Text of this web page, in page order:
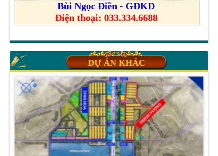
Bùi Ngọc Điền - GĐKD
Điện thoại: 033.334.6688
DỰ ÁN KHÁC